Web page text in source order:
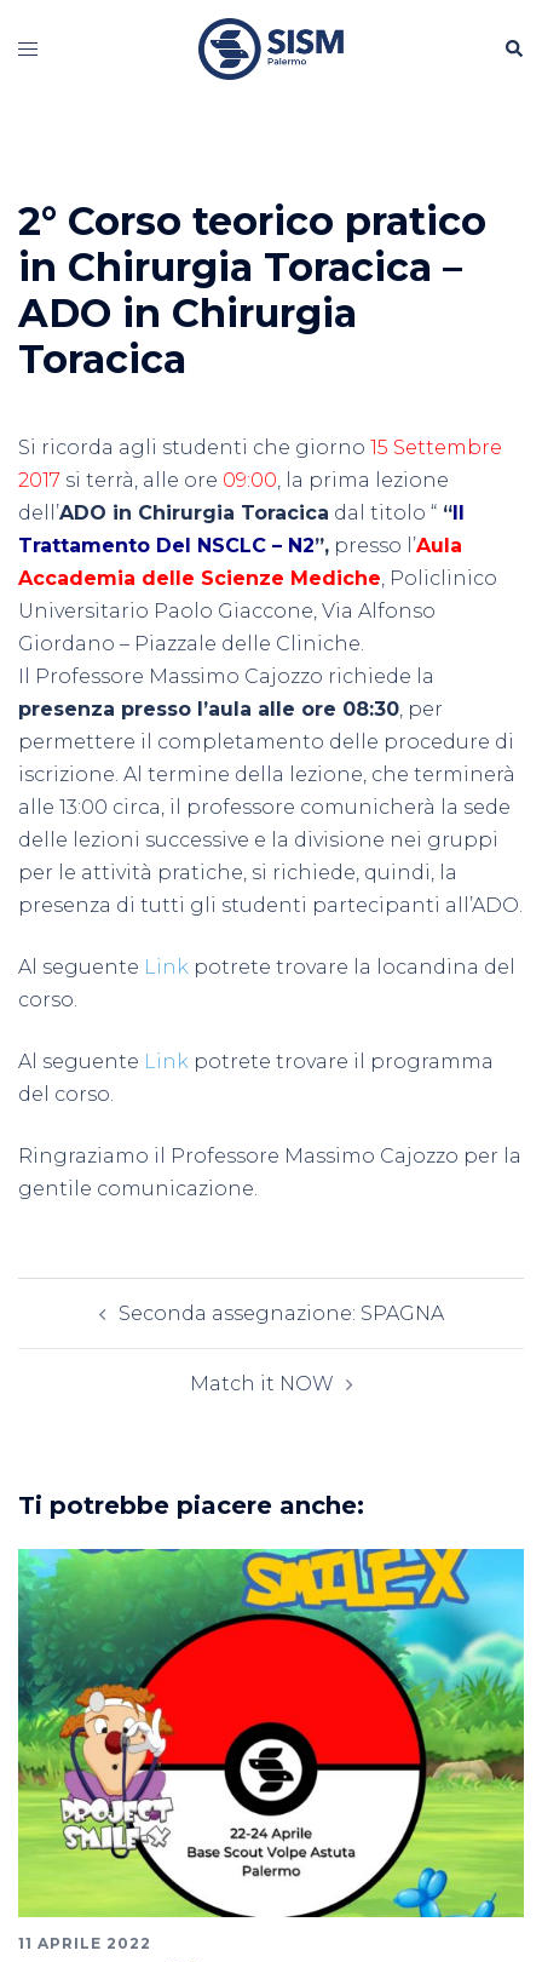
Mostra/Nascondi
2° Corso teorico pratico
in Chirurgia Toracica –
ADO in Chirurgia
Toracica
Si ricorda agli studenti che giorno 15 Settembre
2017 si terrà, alle ore 09:00, la prima lezione
dell’ADO in Chirurgia Toracica dal titolo “ “
Trattamento Del NSCLC – N2”, presso l’Aula
Accademia delle Scienze Mediche, Policlinico
Universitario Paolo Giaccone, Via Alfonso
Giordano – Piazzale delle Cliniche.
Il Professore Massimo Cajozzo richiede la
presenza presso l’aula alle ore 08:30, per
permettere il completamento delle procedure di
iscrizione. Al termine della lezione, che terminerà
alle 13:00 circa, il professore comunicherà la sede
delle lezioni successive e la divisione nei gruppi
per le attività pratiche, si richiede, quindi, la
presenza di tutti gli studenti partecipanti all’ADO.
Al seguente Link potrete trovare la locandina del
corso.
Al seguente Link potrete trovare il programma
del corso.
Ringraziamo il Professore Massimo Cajozzo per la
gentile comunicazione.
articoloSeconda assegnazione: SPAGNA
Match it NOW
Ti potrebbe piacere anche:
11 APRILE 2022